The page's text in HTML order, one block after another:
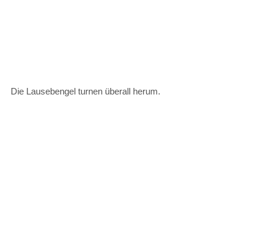
Die Lausebengel turnen überall herum.